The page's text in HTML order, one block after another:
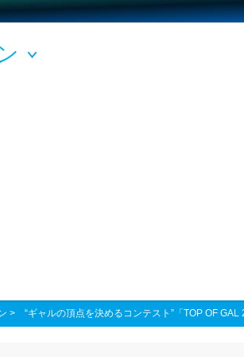
> “ギャルの頂点を決めるコンテスト”「TOP OF